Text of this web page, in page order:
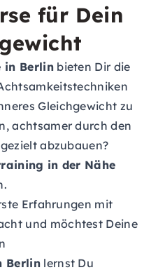
für Dein
in Berlinbieten Dir die
Gleichgewicht zu
achtsamer durch den
abzubauen?
in der Nähe
Erfahrungen mit
und möchtest Deine
Berlinlernst Du